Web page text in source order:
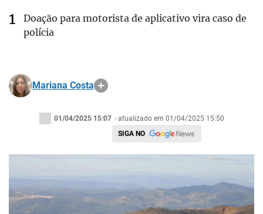
Doação para motorista de aplicativo vira caso de
polícia
Mariana Costa
01/04/2025 15:07 - atualizado em 01/04/2025 15:50
SIGA NO